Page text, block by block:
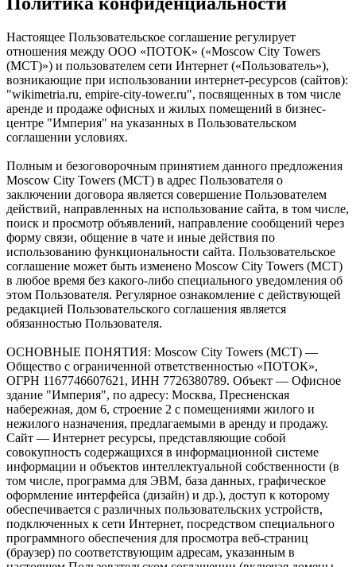
Настоящее Пользовательское соглашение регулирует
отношения между ООО «ПОТОК» («Moscow City Towers
(МСТ)») и пользователем сети Интернет («Пользователь»),
возникающие при использовании интернет-ресурсов (сайтов):
"wikimetria.ru, empire-city-tower.ru", посвященных в том числе
аренде и продаже офисных и жилых помещений в бизнес-
центре "Империя" на указанных в Пользовательском
соглашении условиях.
Полным и безоговорочным принятием данного предложения
Moscow City Towers (МСТ) в адрес Пользователя о
заключении договора является совершение Пользователем
действий, направленных на использование сайта, в том числе,
поиск и просмотр объявлений, направление сообщений через
форму связи, общение в чате и иные действия по
использованию функциональности сайта. Пользовательское
соглашение может быть изменено Moscow City Towers (МСТ)
в любое время без какого-либо специального уведомления об
этом Пользователя. Регулярное ознакомление с действующей
редакцией Пользовательского соглашения является
обязанностью Пользователя.
ОСНОВНЫЕ ПОНЯТИЯ: Moscow City Towers (МСТ) —
Общество с ограниченной ответственностью «ПОТОК»,
ОГРН 1167746607621, ИНН 7726380789. Объект — Офисное
здание "Империя", по адресу: Москва, Пресненская
набережная, дом 6, строение 2 с помещениями жилого и
нежилого назначения, предлагаемыми в аренду и продажу.
Сайт — Интернет ресурсы, представляющие собой
совокупность содержащихся в информационной системе
информации и объектов интеллектуальной собственности (в
том числе, программа для ЭВМ, база данных, графическое
оформление интерфейса (дизайн) и др.), доступ к которому
обеспечивается с различных пользовательских устройств,
подключенных к сети Интернет, посредством специального
программного обеспечения для просмотра веб-страниц
(браузер) по соответствующим адресам, указанным в